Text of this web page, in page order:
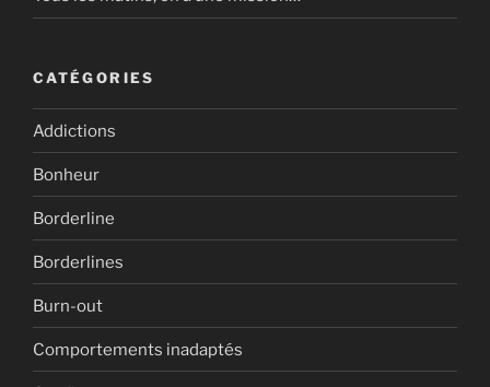
CATÉGORIES
Addictions
Bonheur
Borderline
Borderlines
Burn-out
Comportements inadaptés